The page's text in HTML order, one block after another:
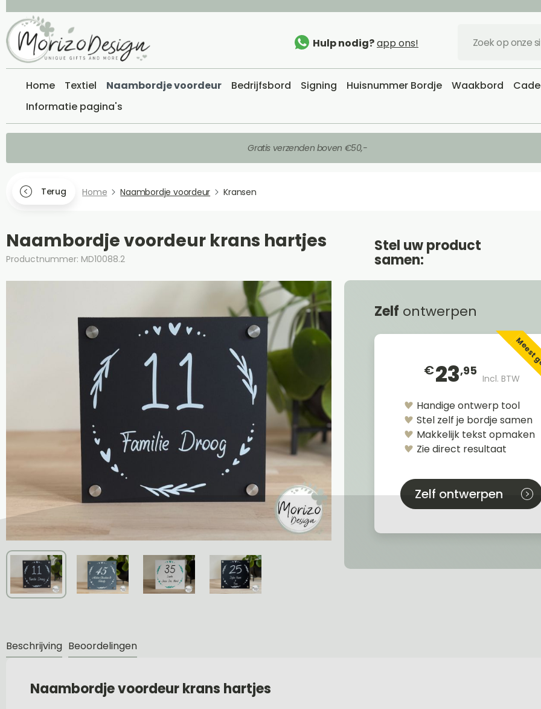
Hulp nodig?app ons!
Home Textiel Naambordje voordeur Bedrijfsbord Signing Huisnummer Bordje Waakbord
Informatie pagina's
Gratis verzenden boven €50,-
Terug Home Naambordje voordeur Kransen
Naambordje voordeur krans hartjes
Productnummer: MD10088.2
Stel uw product
samen:
Zelf ontwerpen
€23,95
Incl. BTW
Handige ontwerp tool
Stel zelf je bordje samen
Makkelijk tekst opmaken
Zie direct resultaat
Zelf ontwerpen
Beschrijving Beoordelingen
Naambordje voordeur krans hartjes